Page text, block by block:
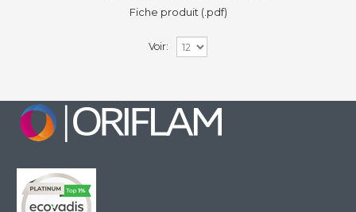
Fiche produit (.pdf)
Voir: